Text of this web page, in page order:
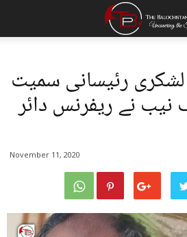
لشکری رئیسانی سمیت
نیب نے ریفرنس دائر
November 11, 2020